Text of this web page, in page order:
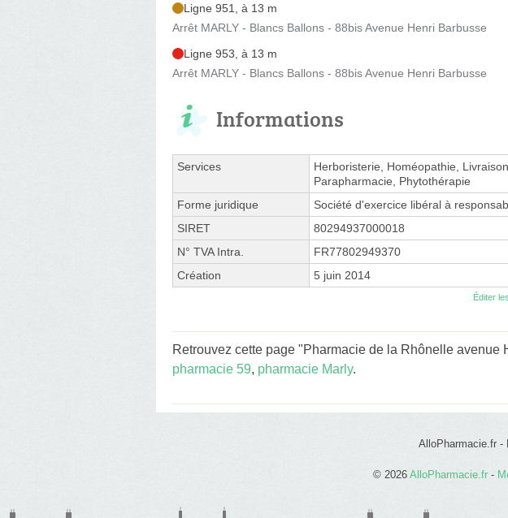
Ligne 951, à 13 m
Arrêt MARLY - Blancs Ballons - 88bis Avenue Henri Barbusse
Ligne 953, à 13 m
Arrêt MARLY - Blancs Ballons - 88bis Avenue Henri Barbusse
Informations
Services
Herboristerie, Homéopathie,
Parapharmacie, Phytothérapie
Forme juridique
Société d'exercice libéral à
SIRET
80294937000018
N° TVA Intra.
FR77802949370
Création
5 juin 2014
Éditer
Retrouvez cette page "Pharmacie de la Rhônelle avenue
pharmacie 59, pharmacie Marly.
AlloPharmacie.fr -
© 2026 AlloPharmacie.fr -